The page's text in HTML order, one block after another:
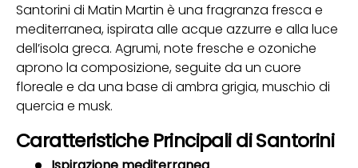
Santorini di Matin Martin è una fragranza fresca e
mediterranea, ispirata alle acque azzurre e alla luce
dell’isola greca. Agrumi, note fresche e ozoniche
aprono la composizione, seguite da un cuore
floreale e da una base di ambra grigia, muschio di
quercia e musk.
Caratteristiche Principali di Santorini